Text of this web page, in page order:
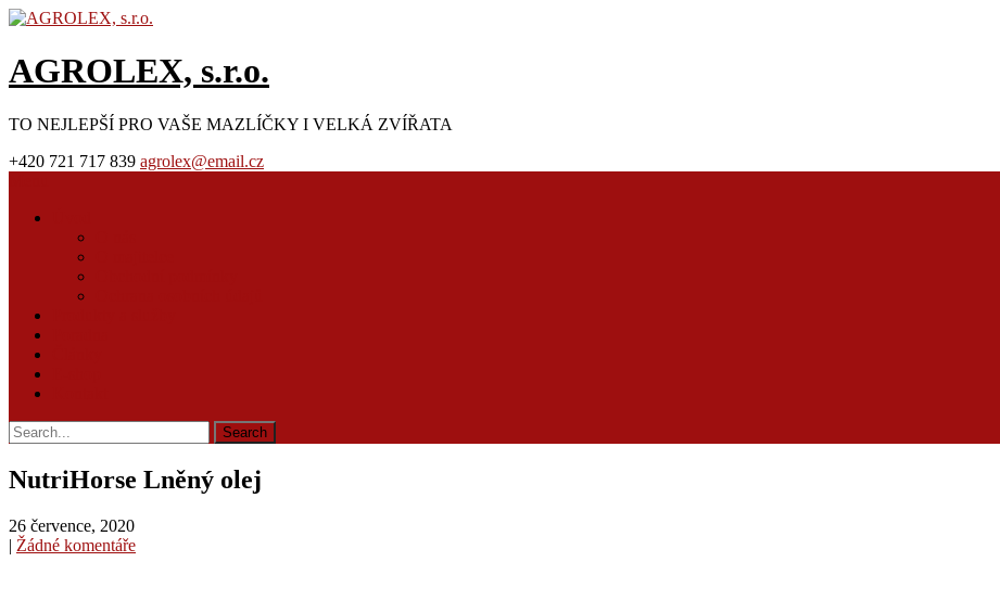
AGROLEX, s.r.o.
TO NEJLEPŠÍ PRO VAŠE MAZLÍČKY I VELKÁ ZVÍŘATA
+420 721 717 839 agrolex@email.cz
NutriHorse Lněný olej
26 července, 2020
| Žádné komentáře